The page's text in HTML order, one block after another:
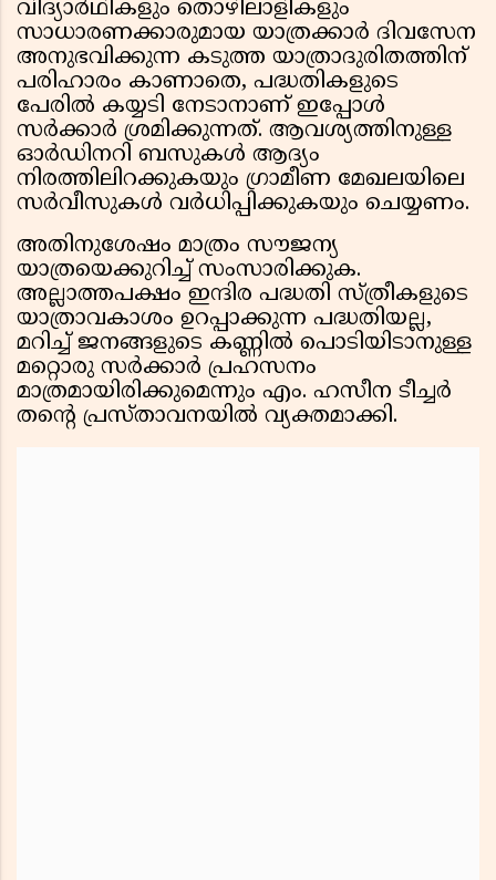
വിദ്യാർഥികളും തൊഴിലാളികളും
സാധാരണക്കാരുമായ യാത്രക്കാർ ദിവസേന
അനുഭവിക്കുന്ന കടുത്ത യാത്രാദുരിതത്തിന്
പരിഹാരം കാണാതെ, പദ്ധതികളുടെ
പേരിൽ കയ്യടി നേടാനാണ് ഇപ്പോൾ
സർക്കാർ ശ്രമിക്കുന്നത്. ആവശ്യത്തിനുള്ള
ഓർഡിനറി ബസുകൾ ആദ്യം
നിരത്തിലിറക്കുകയും ഗ്രാമീണ മേഖലയിലെ
സർവീസുകൾ വർധിപ്പിക്കുകയും ചെയ്യണം.
അതിനുശേഷം മാത്രം സൗജന്യ
യാത്രയെക്കുറിച്ച് സംസാരിക്കുക.
അല്ലാത്തപക്ഷം ഇന്ദിര പദ്ധതി സ്ത്രീകളുടെ
യാത്രാവകാശം ഉറപ്പാക്കുന്ന പദ്ധതിയല്ല,
മറിച്ച് ജനങ്ങളുടെ കണ്ണിൽ പൊടിയിടാനുള്ള
മറ്റൊരു സർക്കാർ പ്രഹസനം
മാത്രമായിരിക്കുമെന്നും എം. ഹസീന ടീച്ചർ
തൻ്റെ പ്രസ്താവനയിൽ വ്യക്തമാക്കി.